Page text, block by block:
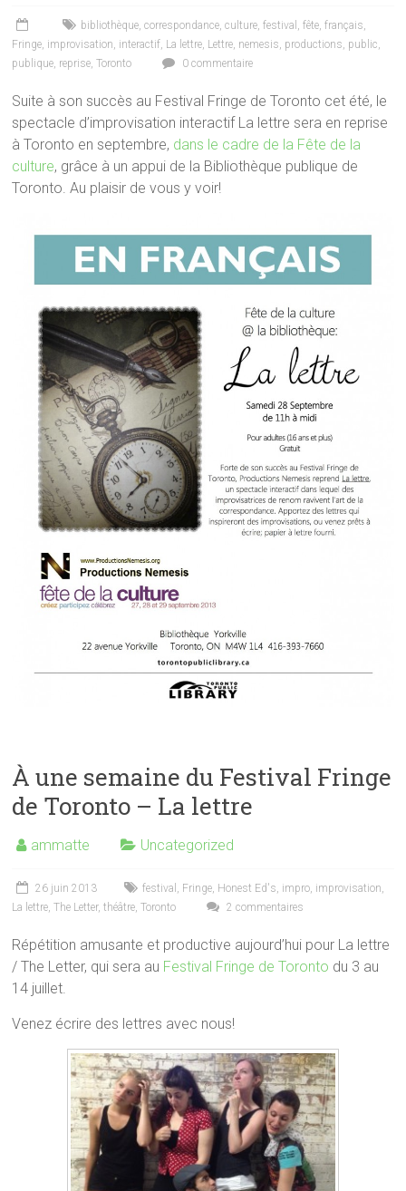
bibliothèque,correspondance,culture,festival ,fête,français,
Fringe, improvisation, interactif, La lettre, Lettre, nemesis, productions, public,
publique, reprise,Toronto 0 commentaire
Suite à son succès au Festival Fringe de Toronto cet été, le
spectacle d’improvisation interactif La lettre sera en reprise
à Toronto en septembre, dans le cadre de la Fête de la
culture, grâce à un appui de la Bibliothèque publique de
Toronto. Au plaisir de vous y voir!
À une semaine du Festival Fringe
de Toronto – La lettre
ammatte Uncategorized
26 juin 2013 festival , Fringe, Honest Ed's, impro, improvisation,
La lettre,The Letter,théâtre,Toronto 2 commentaires
Répétition amusante et productive aujourd’hui pour La lettre
/ The Letter, qui sera au Festival Fringe de Toronto du 3 au
14 juillet.
Venez écrire des lettres avec nous!